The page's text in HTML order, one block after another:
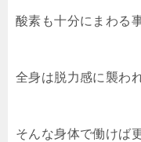
酸素も十分にまわる
全身は脱力感に襲わ
そんな身体で働けば